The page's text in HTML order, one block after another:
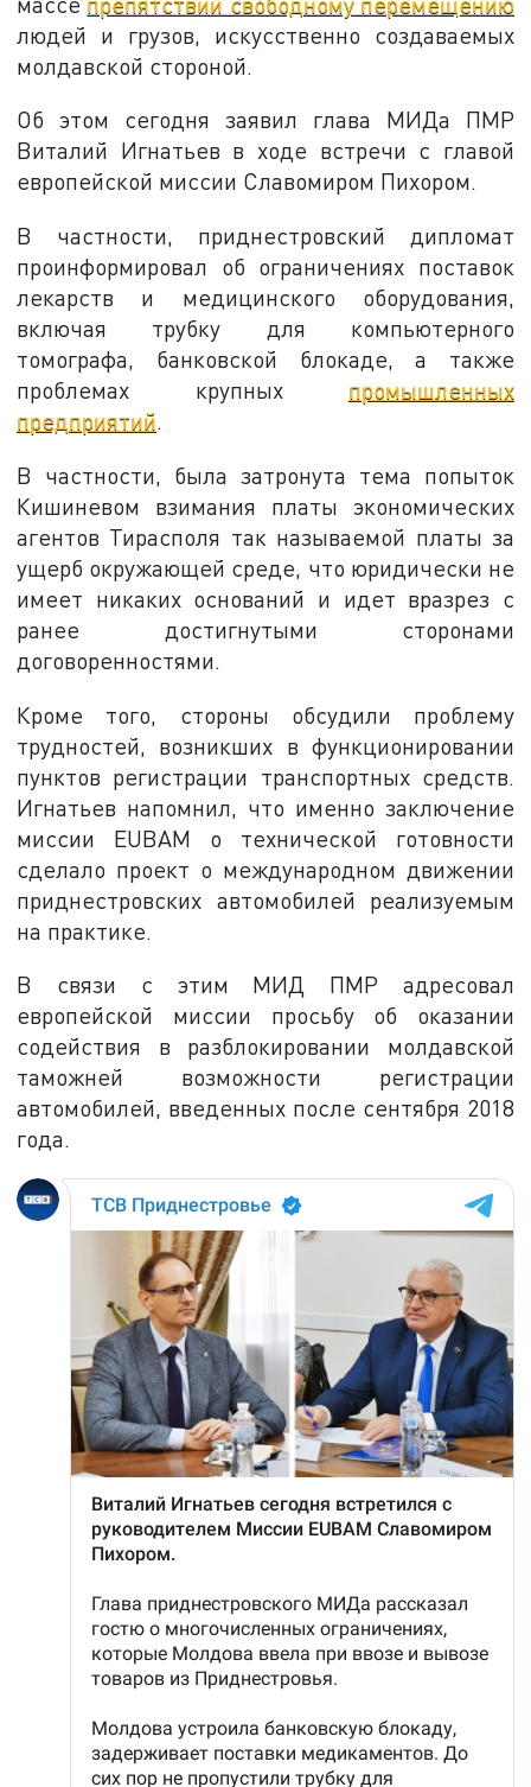
людей и грузов, искусственно создаваемых
молдавской стороной.
Об этом сегодня заявил глава МИДа ПМР
Виталий Игнатьев в ходе встречи с главой
европейской миссии Славомиром Пихором.
В частности, приднестровский дипломат
проинформировал об ограничениях поставок
лекарств и медицинского оборудования,
включая трубку для компьютерного
томографа, банковской блокаде, а также
проблемах крупных промышленных
предприятий.
В частности, была затронута тема попыток
Кишиневом взимания платы экономических
агентов Тирасполя так называемой платы за
ущерб окружающей среде, что юридически не
имеет никаких оснований и идет вразрез с
ранее достигнутыми сторонами
договоренностями.
Кроме того, стороны обсудили проблему
трудностей, возникших в функционировании
пунктов регистрации транспортных средств.
Игнатьев напомнил, что именно заключение
миссии EUBAM о технической готовности
сделало проект о международном движении
приднестровских автомобилей реализуемым
на практике.
В связи с этим МИД ПМР адресовал
европейской миссии просьбу об оказании
содействия в разблокировании молдавской
таможней возможности регистрации
автомобилей, введенных после сентября 2018
года.